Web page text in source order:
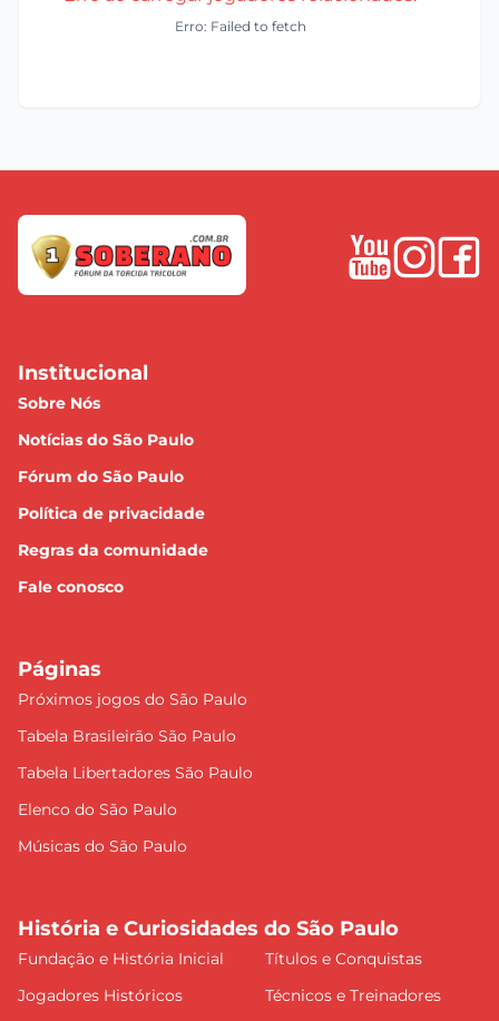
Erro: Failed to fetch
Institucional
Sobre Nós
Notícias do São Paulo
Fórum do São Paulo
Política de privacidade
Regras da comunidade
Fale conosco
Páginas
Próximos jogos do São Paulo
Tabela Brasileirão São Paulo
Tabela Libertadores São Paulo
Elenco do São Paulo
Músicas do São Paulo
História e Curiosidades do São Paulo
Fundação e História Inicial
Títulos e Conquistas
Jogadores Históricos
Técnicos e Treinadores